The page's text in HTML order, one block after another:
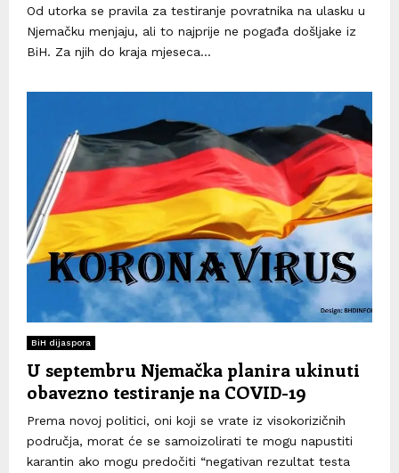
Od utorka se pravila za testiranje povratnika na ulasku u
Njemačku menjaju, ali to najprije ne pogađa došljake iz
BiH. Za njih do kraja mjeseca...
BiH dijaspora
U septembru Njemačka planira ukinuti
obavezno testiranje na COVID-19
Prema novoj politici, oni koji se vrate iz visokorizičnih
područja, morat će se samoizolirati te mogu napustiti
karantin ako mogu predočiti “negativan rezultat testa